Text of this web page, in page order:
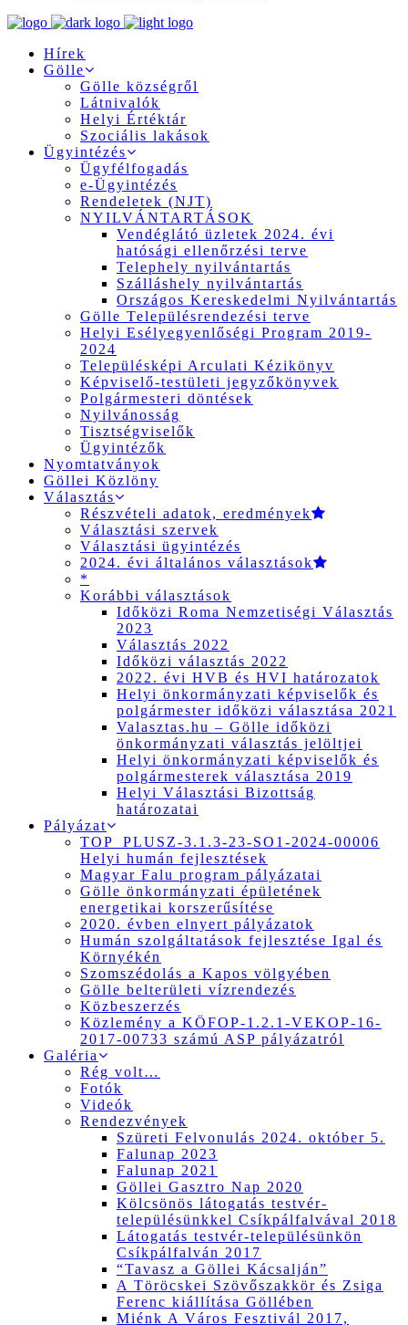
Hírek
Gölle
Gölle községről
Látnivalók
Helyi Értéktár
Szociális lakások
Ügyintézés
Ügyfélfogadás
e-Ügyintézés
Rendeletek (NJT)
NYILVÁNTARTÁSOK
Vendéglátó üzletek 2024. évi
hatósági ellenőrzési terve
Telephely nyilvántartás
Szálláshely nyilvántartás
Országos Kereskedelmi Nyilvántartás
Gölle Településrendezési terve
Helyi Esélyegyenlőségi Program 2019-
2024
Településképi Arculati Kézikönyv
Képviselő-testületi jegyzőkönyvek
Polgármesteri döntések
Nyilvánosság
Tisztségviselők
Ügyintézők
Nyomtatványok
Göllei Közlöny
Választás
Részvételi adatok, eredmények
Választási szervek
Választási ügyintézés
2024. évi általános választások
*
Korábbi választások
Időközi Roma Nemzetiségi Választás
2023
Választás 2022
Időközi választás 2022
2022. évi HVB és HVI határozatok
Helyi önkormányzati képviselők és
polgármester időközi választása 2021
Valasztas.hu – Gölle időközi
önkormányzati választás jelöltjei
Helyi önkormányzati képviselők és
polgármesterek választása 2019
Helyi Választási Bizottság
határozatai
Pályázat
TOP_PLUSZ-3.1.3-23-SO1-2024-00006
Helyi humán fejlesztések
Magyar Falu program pályázatai
Gölle önkormányzati épületének
energetikai korszerűsítése
2020. évben elnyert pályázatok
Humán szolgáltatások fejlesztése Igal és
Környékén
Szomszédolás a Kapos völgyében
Gölle belterületi vízrendezés
Közbeszerzés
Közlemény a KÖFOP-1.2.1-VEKOP-16-
2017-00733 számú ASP pályázatról
Galéria
Rég volt…
Fotók
Videók
Rendezvények
Szüreti Felvonulás 2024. október 5.
Falunap 2023
Falunap 2021
Göllei Gasztro Nap 2020
Kölcsönös látogatás testvér-
településünkkel Csíkpálfalvával 2018
Látogatás testvér-településünkön
Csíkpálfalván 2017
“Tavasz a Göllei Kácsalján”
A Töröcskei Szövőszakkör és Zsiga
Ferenc kiállítása Göllében
Miénk A Város Fesztivál 2017,